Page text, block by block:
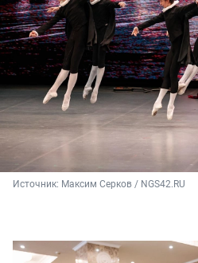
Источник: Максим Серков / NGS42.RU